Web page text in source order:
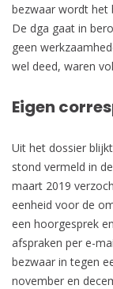
bezwaar wordt het
De dga gaat in
geen
wel deed, waren
Eigen
Uit het dossier
stond vermeld in
maart 2019
eenheid voor de
een hoorgesprek
afspraken per e-
bezwaar in tegen
november en